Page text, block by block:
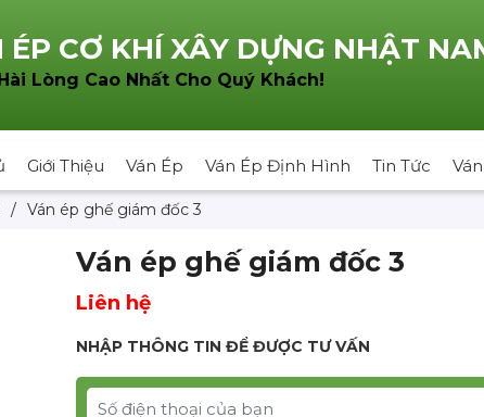
ÉP CƠ KHÍ XÂY DỰNG NHẬT
Lòng Cao Nhất Cho Quý Khách!
Giới Thiệu Ván Ép Ván Ép Định Hình Tin Tức
/ Ván ép ghế giám đốc 3
Ván ép ghế giám đốc 3
Liên hệ
NHẬP THÔNG TIN ĐỂ ĐƯỢC TƯ VẤN